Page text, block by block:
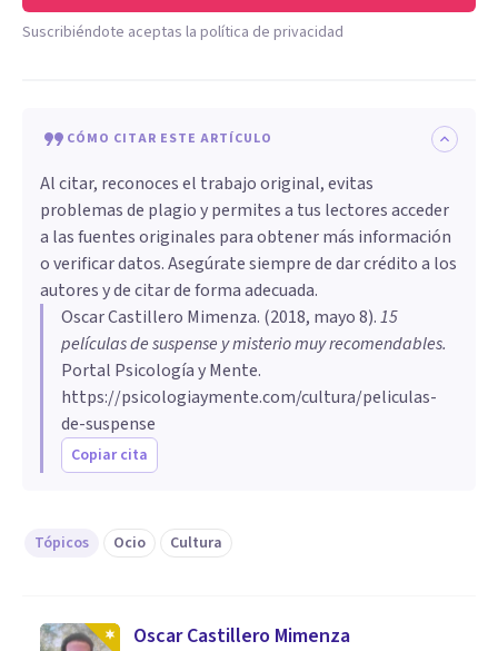
Suscribiéndote aceptas la política de privacidad
CÓMO CITAR ESTE ARTÍCULO
Al citar, reconoces el trabajo original, evitas
problemas de plagio y permites a tus lectores acceder
a las fuentes originales para obtener más información
o verificar datos. Asegúrate siempre de dar crédito a los
autores y de citar de forma adecuada.
Oscar Castillero Mimenza. (2018, mayo 8).15
películas de suspense y misterio muy recomendables.
Portal Psicología y Mente.
https://psicologiaymente.com/cultura/peliculas-
de-suspense
Copiar cita
Tópicos Ocio Cultura
Oscar Castillero Mimenza